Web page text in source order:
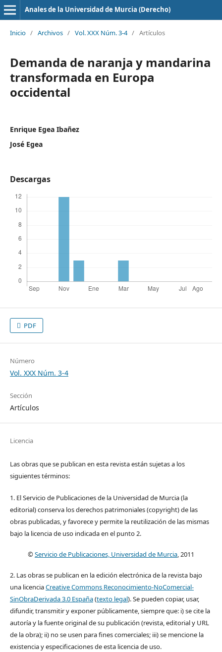
Anales de la Universidad de Murcia (Derecho)
Inicio / Archivos / Vol. XXX Núm. 3-4 / Artículos
Demanda de naranja y mandarina
transformada en Europa
occidental
Enrique Egea Ibañez
José Egea
Descargas
PDF
Número
Vol. XXX Núm. 3-4
Sección
Artículos
Licencia
Las obras que se publican en esta revista están sujetas a los
siguientes términos:
1. El Servicio de Publicaciones de la Universidad de Murcia (la
editorial) conserva los derechos patrimoniales (copyright) de las
obras publicadas, y favorece y permite la reutilización de las mismas
bajo la licencia de uso indicada en el punto 2.
©Servicio de Publicaciones, Universidad de Murcia, 2011
2. Las obras se publican en la edición electrónica de la revista bajo
una licenciaCreative Commons Reconocimiento-NoComercial-
SinObraDerivada 3.0 España(texto legal). Se pueden copiar, usar,
difundir, transmitir y exponer públicamente, siempre que: i) se cite la
autoría y la fuente original de su publicación (revista, editorial y URL
de la obra); ii) no se usen para fines comerciales; iii) se mencione la
existencia y especificaciones de esta licencia de uso.